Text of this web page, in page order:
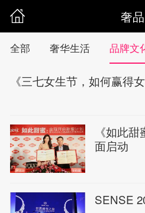
奢品
全部 奢华生活 品牌文
《三七女生节，如何赢得
《如此
面启动
SENSE